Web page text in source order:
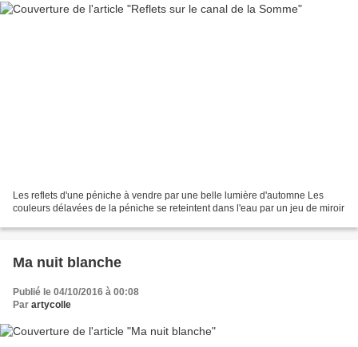
Les reflets d'une péniche à vendre par une belle lumière d'automne Les
couleurs délavées de la péniche se reteintent dans l'eau par un jeu de miroir
Ma nuit blanche
Publié le 04/10/2016 à 00:08
Par artycolle